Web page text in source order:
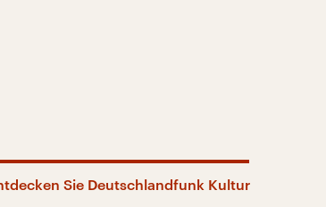
Sie Deutschlandfunk Kultur